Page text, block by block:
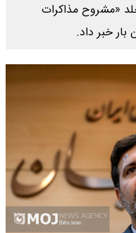
شورای نگهبان، از انتشار ۱۱ جلد «مشروح مذاکرات
خبر داد.